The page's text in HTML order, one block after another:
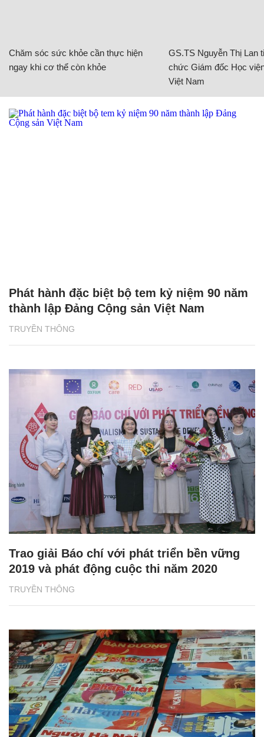
Chăm sóc sức khỏe cần thực hiện
ngay khi cơ thể còn khỏe
GS.TS Nguyễn Thị Lan
chức Giám đốc Học
Việt Nam
TRUYỀN THÔNG
Phát hành đặc biệt bộ tem kỷ niệm 90 năm
thành lập Đảng Cộng sản Việt Nam
TRUYỀN THÔNG
Trao giải Báo chí với phát triển bền vững
2019 và phát động cuộc thi năm 2020